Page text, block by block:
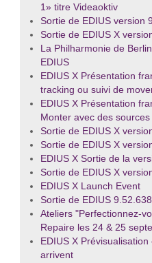
1» titre Videaoktiv
Sortie de EDIUS version
Sortie de EDIUS X
La Philharmonie de
EDIUS
EDIUS X Présentation
tracking ou suivi de
EDIUS X Présentation
Monter avec des sources
Sortie de EDIUS X
Sortie de EDIUS X
EDIUS X Sortie de la
Sortie de EDIUS X
EDIUS X Launch Event
Sortie de EDIUS
Ateliers "Perfectionnez-
Repaire les 24 & 25
EDIUS X Prévisualisation
arrivent